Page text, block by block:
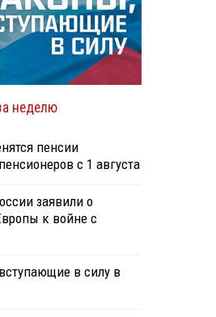
неделю
пенсии
с 1 августа
заявили о
к войне с
в силу в